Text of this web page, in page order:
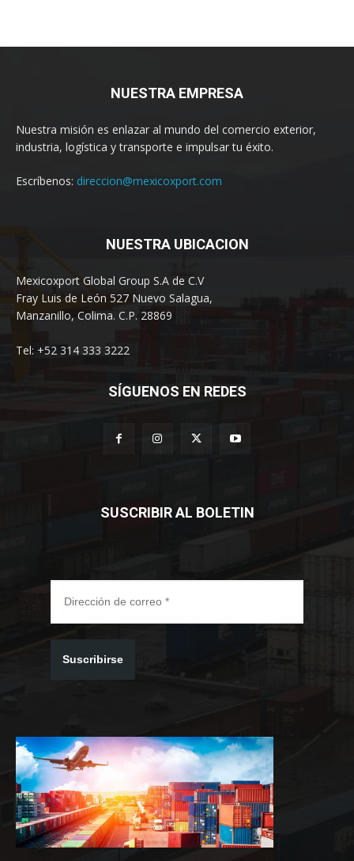
NUESTRA EMPRESA
Nuestra misión es enlazar al mundo del comercio exterior,
industria, logística y transporte e impulsar tu éxito.
Escríbenos: direccion@mexicoxport.com
NUESTRA UBICACION
Mexicoxport Global Group S.A de C.V
Fray Luis de León 527 Nuevo Salagua,
Manzanillo, Colima. C.P. 28869
Tel: +52 314 333 3222
SÍGUENOS EN REDES
SUSCRIBIR AL BOLETIN
Suscribirse